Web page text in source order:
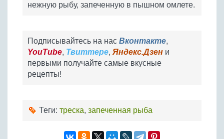
нежную рыбу, запеченную в пышном омлете.
Подписывайтесь на нас Вконтакте,
YouTube, Твиттере, Яндекс.Дзен и
первыми получайте самые вкусные
рецепты!
Теги: треска, запеченная рыба